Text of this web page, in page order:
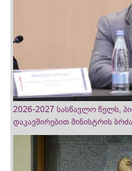
2026-2027 სასწავლო წელს,
დაკავშირებით მინისტრის